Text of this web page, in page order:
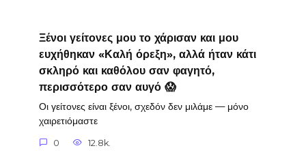
Ξένοι γείτονες μου το χάρισαν και μου
ευχήθηκαν «Καλή όρεξη», αλλά ήταν κάτι
σκληρό και καθόλου σαν φαγητό,
περισσότερο σαν αυγό 😱
Οι γείτονες είναι ξένοι, σχεδόν δεν μιλάμε — μόνο
χαιρετιόμαστε
0 12.8k.